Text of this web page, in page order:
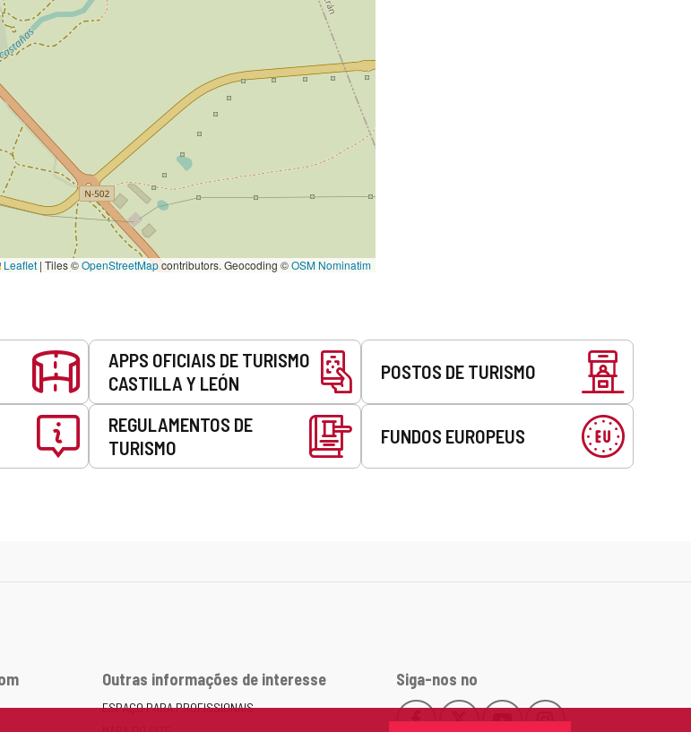
Leaflet | Tiles ©OpenStreetMapcontributors. Geocoding ©OSM Nominatim
APPS OFICIAIS DE TURISMO
CASTILLA Y LEÓN
POSTOS DE TURISMO
REGULAMENTOS DE
TURISMO
FUNDOS EUROPEUS
Outras informações de interesse
ESPAÇO PARA PROFISSIONAIS
Siga-nos no
Facebook
Este
X
Este
YouTube
Este
Instagram
Este